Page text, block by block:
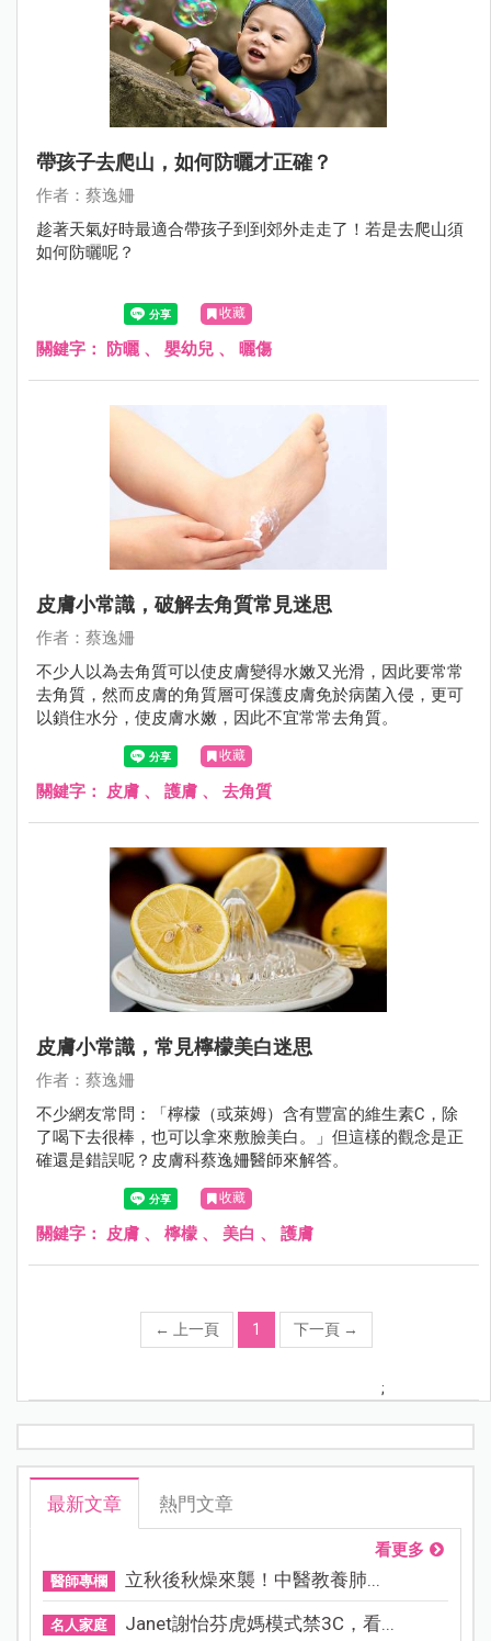
帶孩子去爬山，如何防曬才正確？
作者：蔡逸姍
趁著天氣好時最適合帶孩子到到郊外走走了！若是去爬山須
如何防曬呢？
收藏
關鍵字： 防曬、 嬰幼兒 、 曬傷
皮膚小常識，破解去角質常見迷思
作者：蔡逸姍
不少人以為去角質可以使皮膚變得水嫩又光滑，因此要常常
去角質，然而皮膚的角質層可保護皮膚免於病菌入侵，更可
以鎖住水分，使皮膚水嫩，因此不宜常常去角質。
收藏
關鍵字： 皮膚 、 護膚 、 去角質
皮膚小常識，常見檸檬美白迷思
作者：蔡逸姍
不少網友常問：「檸檬（或萊姆）含有豐富的維生素C，除
了喝下去很棒，也可以拿來敷臉美白。」但這樣的觀念是正
確還是錯誤呢？皮膚科蔡逸姍醫師來解答。
收藏
關鍵字： 皮膚 、 檸檬 、 美白 、 護膚
← 上一頁 1 下一頁 →
;
最新文章 熱門文章
看更多
醫師專欄 立秋後秋燥來襲！中醫教養肺...
名人家庭 Janet謝怡芬虎媽模式禁3C，看...